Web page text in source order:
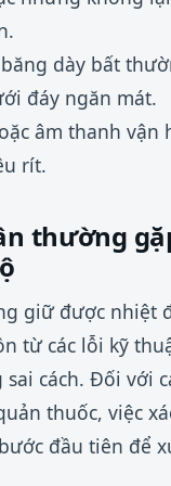
dày bất
đáy ngăn mát.
âm thanh vận
rít.
thường
giữ được nhiệt
từ các lỗi kỹ
cách. Đối với
thuốc, việc
đầu tiên để